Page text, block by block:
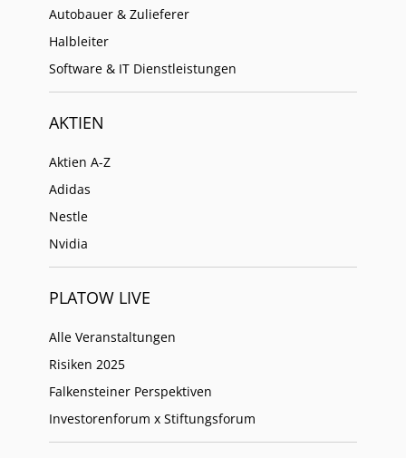
Autobauer & Zulieferer
Halbleiter
Software & IT Dienstleistungen
AKTIEN
Aktien A-Z
Adidas
Nestle
Nvidia
PLATOW LIVE
Alle Veranstaltungen
Risiken 2025
Falkensteiner Perspektiven
Investorenforum x Stiftungsforum